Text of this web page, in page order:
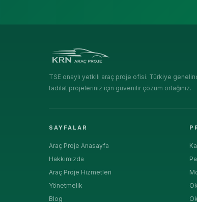
TSE onaylı yetkili araç proje ofisi. Türkiye
tadilat projeleriniz için güvenilir çözüm ortağınız.
SAYFALAR
Araç Proje Anasayfa
Hakkımızda
Araç Proje Hizmetleri
Yönetmelik
Blog